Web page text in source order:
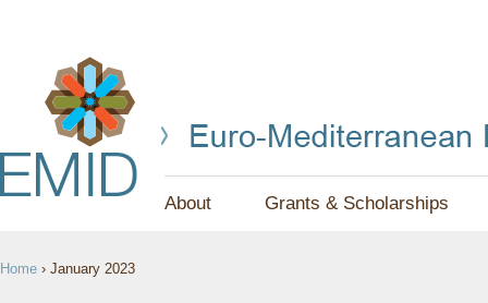
About Grants & Scholarships
Home › January 2023